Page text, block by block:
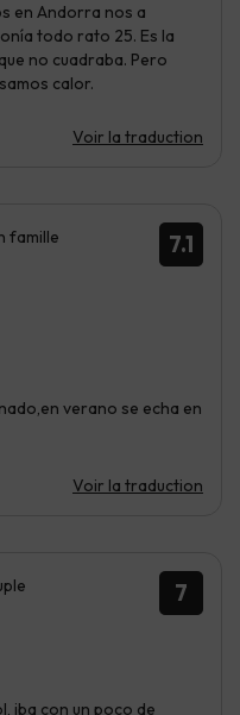
en Andorra nos a
todo rato 25. Es la
no cuadraba. Pero
calor.
Voir la traduction
7.1
famille
verano se echa en
Voir la traduction
7
iba con un poco de